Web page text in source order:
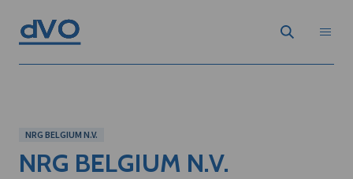
NRG BELGIUM N.V.
NRG BELGIUM N.V.